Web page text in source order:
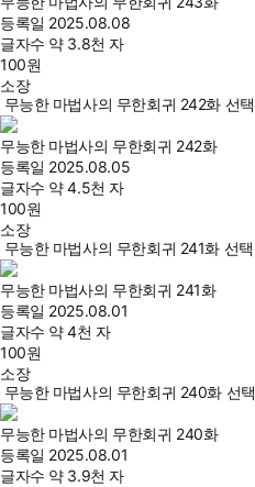
등록일 2025.08.08
글자수 약 3.8천 자
100원
소장
무능한 마법사의 무한회귀 242화 선택
무능한 마법사의 무한회귀 242화
등록일 2025.08.05
글자수 약 4.5천 자
100원
소장
무능한 마법사의 무한회귀 241화 선택
무능한 마법사의 무한회귀 241화
등록일 2025.08.01
글자수 약 4천 자
100원
소장
무능한 마법사의 무한회귀 240화 선택
무능한 마법사의 무한회귀 240화
등록일 2025.08.01
글자수 약 3.9천 자